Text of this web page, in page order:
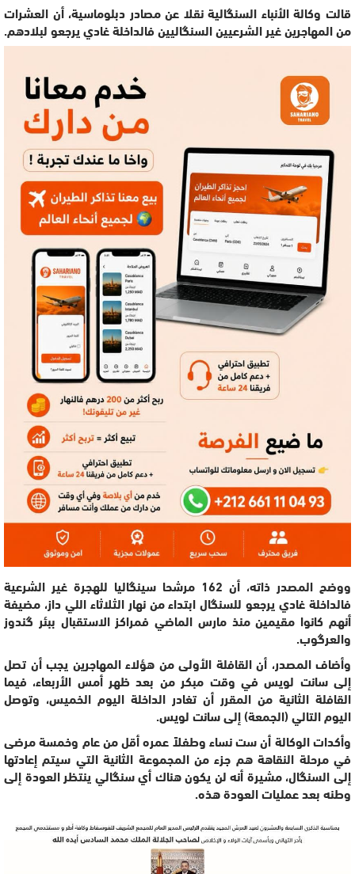
قالت وكالة الأنباء السنگالية نقلا عن مصادر دبلوماسية، أن العشرات
من المهاجرين غير الشرعيين السنگاليين فالداخلة غادي يرجعو لبلادهم.
ووضح المصدر ذاته، أن 162 مرشحا سينگاليا للهجرة غير الشرعية
فالداخلة غادي يرجعو للسنگال ابتداء من نهار الثلاثاء اللي داز، مضيفة
أنهم كانوا مقيمين منذ مارس الماضي فمراكز الاستقبال ببئر گندوز
والعرگوب.
وأضاف المصدر، أن القافلة الأولى من هؤلاء المهاجرين يجب أن تصل
إلى سانت لويس في وقت مبكر من بعد ظهر أمس الأربعاء، فيما
القافلة الثانية من المقرر أن تغادر الداخلة اليوم الخميس، وتوصل
اليوم التالي (الجمعة) إلى سانت لويس.
وأكدات الوكالة أن ست نساء وطفلاً عمره أقل من عام وخمسة مرضى
في مرحلة النقاهة هم جزء من المجموعة الثانية التي سيتم إعادتها
إلى السنگال، مشيرة أنه لن يكون هناك أي سنگالي ينتظر العودة إلى
وطنه بعد عمليات العودة هذه.